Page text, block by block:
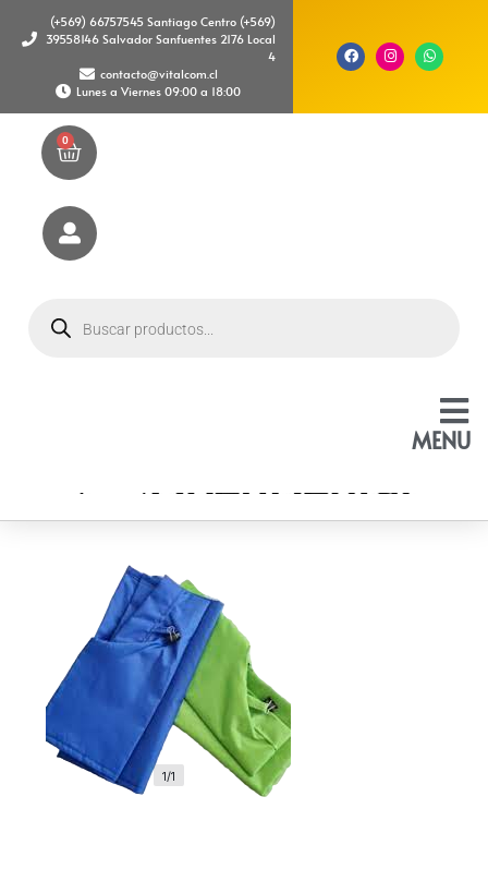
(+569) 66757545 Santiago Centro (+569)
39558146 Salvador Sanfuentes 2176 Local
4
contacto@vitalcom.cl
Lunes a Viernes 09:00 a 18:00
MENU
0
1/1